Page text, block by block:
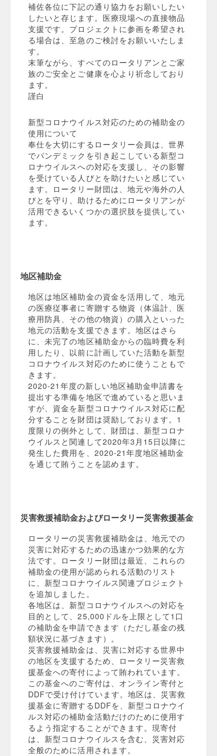
補佐各位に下記の通り協力をお願いしたい
したいと存じます。医療現場への直接物品
支援です。プロジェクトに参画を希望され
る場合は、至急のご検討をお願いいたしま
す。
末筆ながら、すべてのロータリアンとご家
族のご安全とご健康を心より祈念しており
ます。
謹白
新型コロナウイルス対応のための補助金の
使用について
奉仕を大切にするロータリー会員は、世界
でパンデミックを引き起こしている新型コ
ロナウイルスへの対応を支援し、その影響
を受けている人びとを助けたいと感じてい
ます。ロータリー財団は、地元や海外の人
びとを守り、助けるためにロータリアンが
活用できるいくつかの選択肢を提供してい
ます。
地区補助金
地区は地区補助金の資金を活用して、地元
の医療従事者に寄贈する物資（体温計、医
療用防具、その他の物資）の購入といった
地元の活動を支援できます。地区はさら
に、未完了の地区補助金からの臨時費を利
用したり、以前に計画していた活動を新型
コロナウイルス対応のために使うこともで
きます。
2020-21年度の新しい地区補助金申請書を
提出する準備を地区で進めていると思いま
すが、資金を新型コロナウイルス対応に配
分することを財団は奨励しております。1
度限りの例外として、財団は、新型コロナ
ウイルスと関連して2020年3月15日以降に
発生した費用を、2020-21年度地区補助金
を通じて賄うことを認めます。
災害救援補助金およびロータリー災害救援基金
ロータリーの災害救援補助金は、地元での
災害に対応するための迅速かつ効果的な方
法です。ロータリー財団は最近、これらの
補助金の使用が認められる活動のリスト
に、新型コロナウイルス関連プロジェクト
を追加しました。
各地区は、新型コロナウイルスへの対応を
目的として、25,000ドルを上限として1口
の補助金を申請できます（ただし基金の残
額状況に基づきます）。
災害救援補助金は、災害に対応する世界中
の地区を支援するため、ロータリー災害救
援基金への寄付によって賄われています。
この基金へのご寄付は、オンライン寄付と
DDFで受け付けています。地区は、災害救
援基金に寄贈するDDFを、新型コロナウイ
ルス対応の補助金活動だけのために使用す
るよう指定することができます。現寄付
は、新型コロナウイルスを含む、災害対応
全般のために活用されます。